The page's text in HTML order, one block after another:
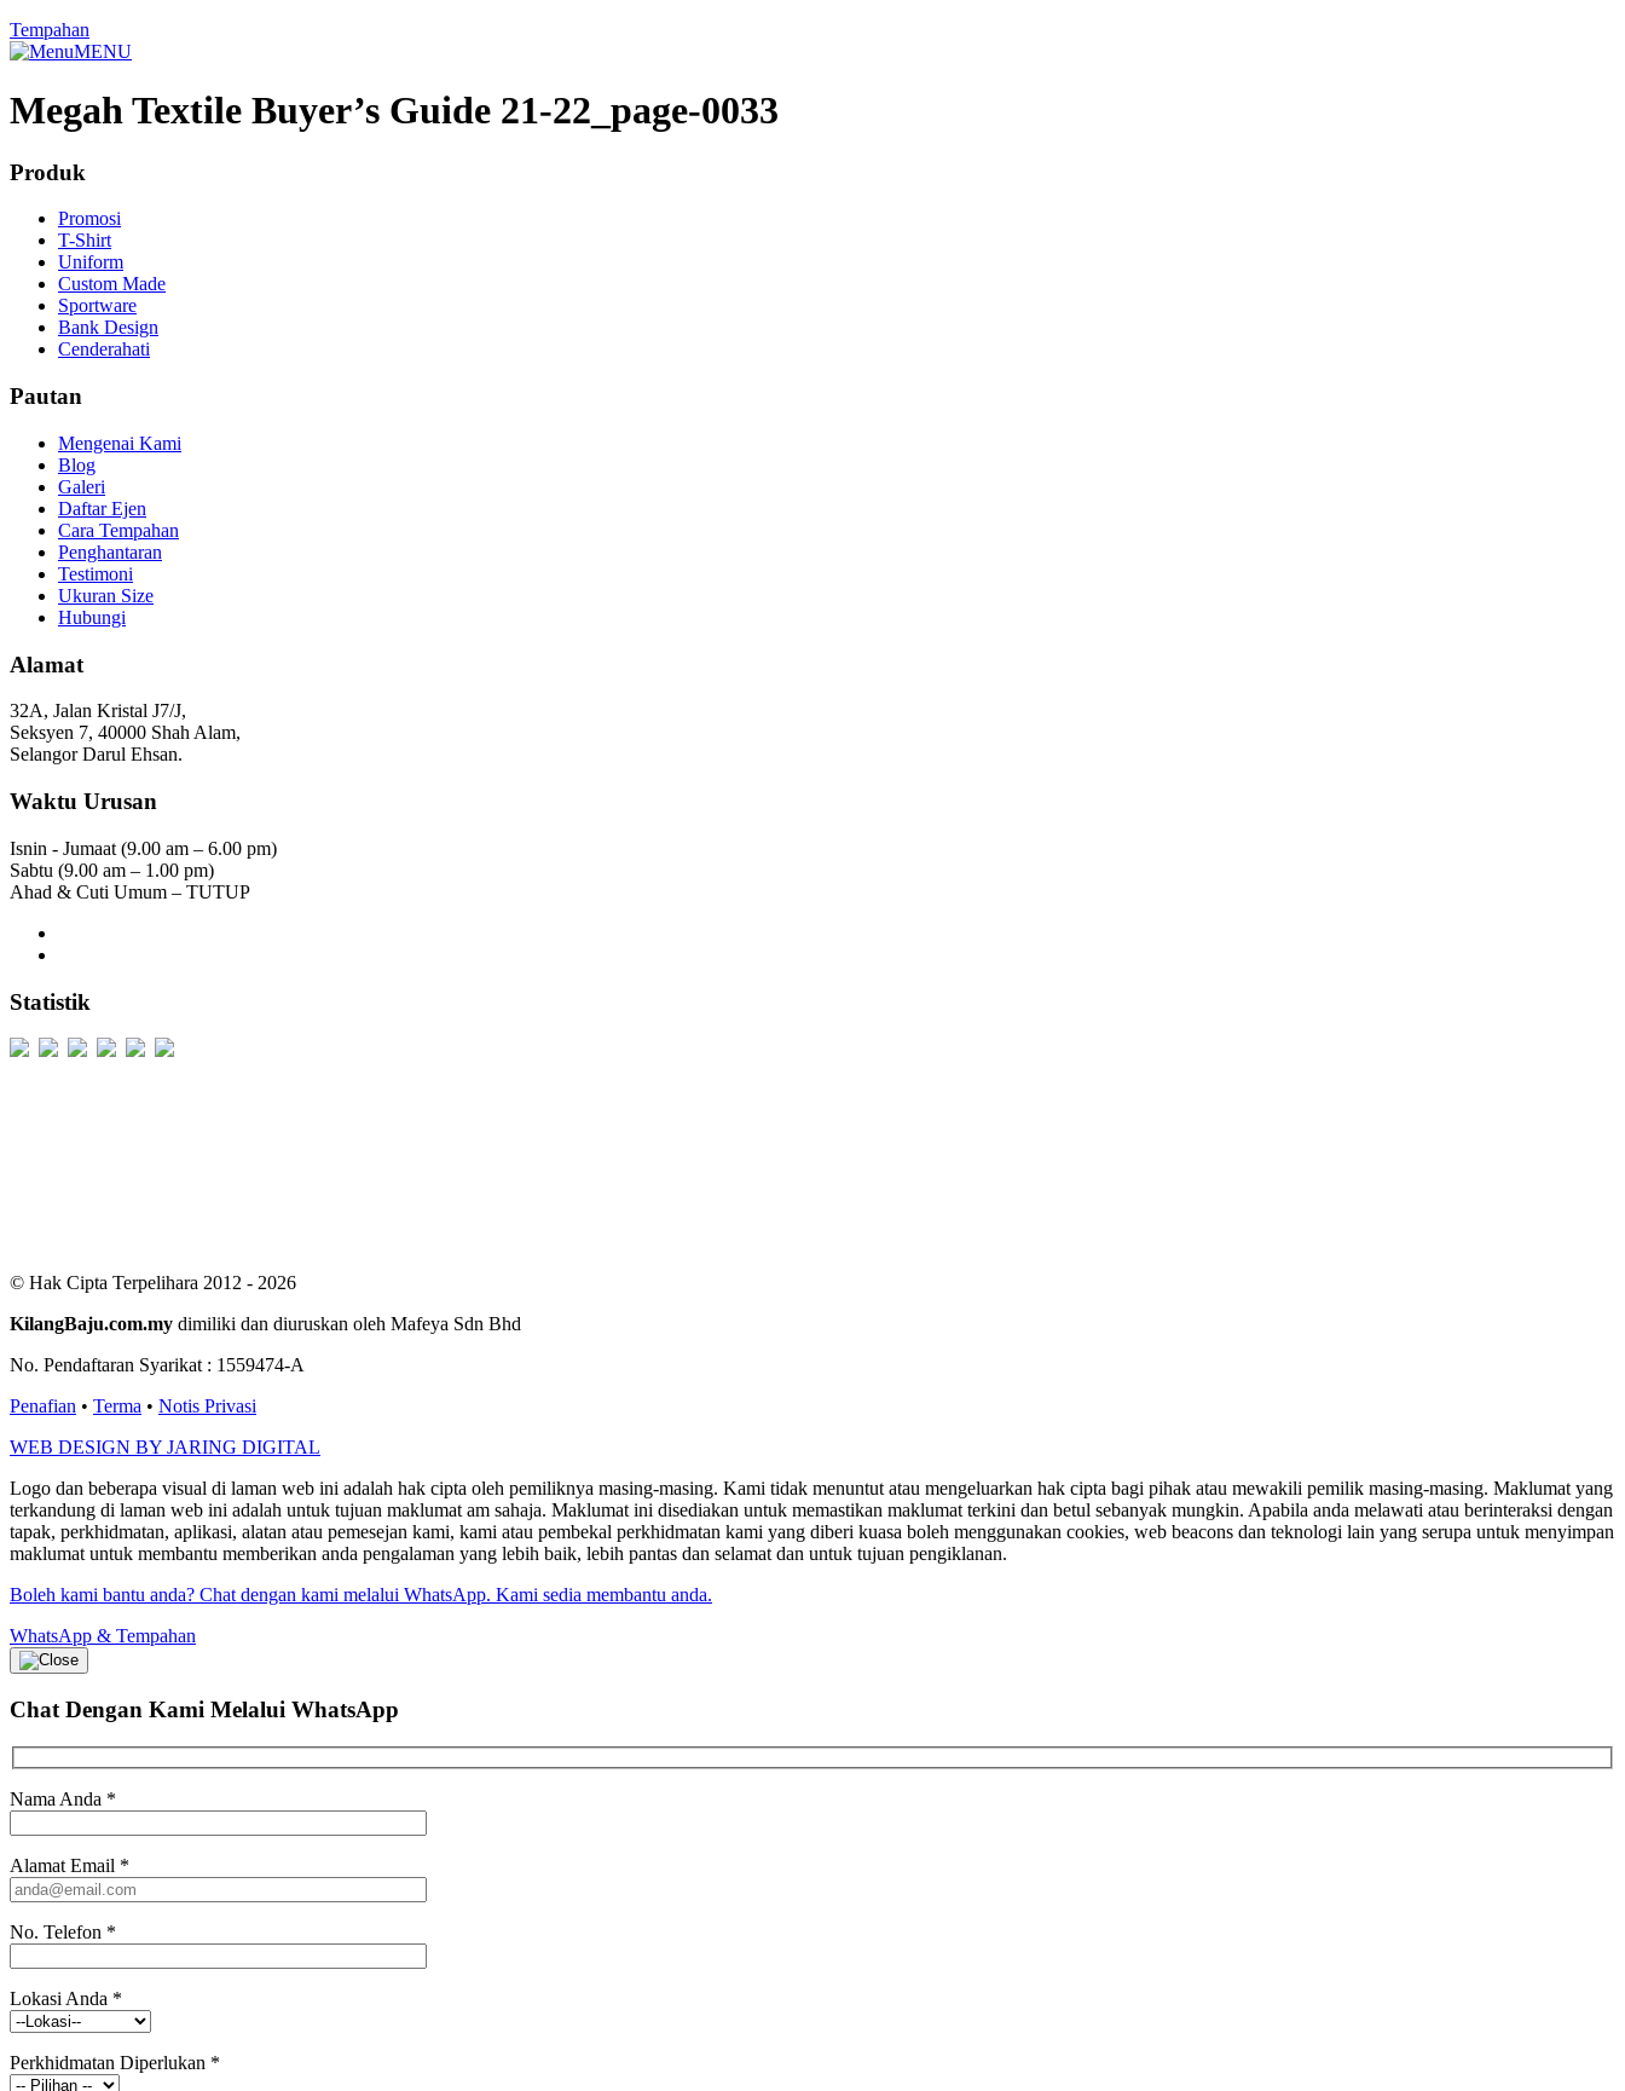
Tempahan
MENU
Megah Textile Buyer’s Guide 21-22_page-0033
Produk
Promosi
T-Shirt
Uniform
Custom Made
Sportware
Bank Design
Cenderahati
Pautan
Mengenai Kami
Blog
Galeri
Daftar Ejen
Cara Tempahan
Penghantaran
Testimoni
Ukuran Size
Hubungi
Alamat
32A, Jalan Kristal J7/J,
Seksyen 7, 40000 Shah Alam,
Selangor Darul Ehsan.
Waktu Urusan
Isnin - Jumaat (9.00 am – 6.00 pm)
Sabtu (9.00 am – 1.00 pm)
Ahad & Cuti Umum – TUTUP
Statistik
© Hak Cipta Terpelihara 2012 - 2026
KilangBaju.com.my dimiliki dan diuruskan oleh Mafeya Sdn Bhd
No. Pendaftaran Syarikat : 1559474-A
Penafian • Terma • Notis Privasi
WEB DESIGN BY JARING DIGITAL
Logo dan beberapa visual di laman web ini adalah hak cipta oleh pemiliknya masing-masing. Kami tidak menuntut atau mengeluarkan hak cipta bagi pihak atau mewakili pemilik masing-masing. Maklumat yang
terkandung di laman web ini adalah untuk tujuan maklumat am sahaja. Maklumat ini disediakan untuk memastikan maklumat terkini dan betul sebanyak mungkin. Apabila anda melawati atau berinteraksi dengan
tapak, perkhidmatan, aplikasi, alatan atau pemesejan kami, kami atau pembekal perkhidmatan kami yang diberi kuasa boleh menggunakan cookies, web beacons dan teknologi lain yang serupa untuk menyimpan
maklumat untuk membantu memberikan anda pengalaman yang lebih baik, lebih pantas dan selamat dan untuk tujuan pengiklanan.
Boleh kami bantu anda? Chat dengan kami melalui WhatsApp. Kami sedia membantu anda.
WhatsApp & Tempahan
Chat Dengan Kami Melalui WhatsApp
Nama Anda *
Alamat Email *
No. Telefon *
Lokasi Anda *
Perkhidmatan Diperlukan *